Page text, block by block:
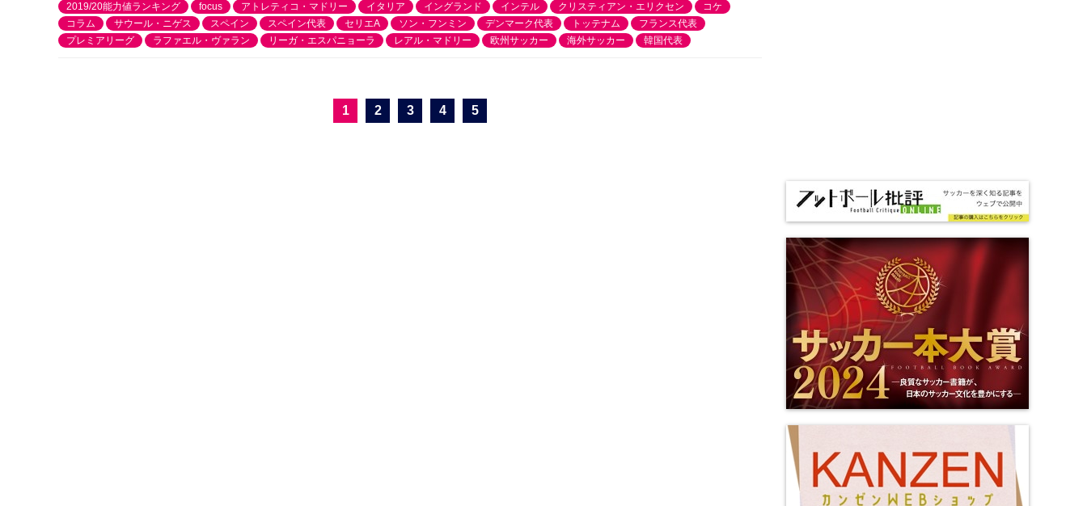
2019/20能力値ランキング focus アトレティコ・マドリー イタリア イングランド インテル クリスティアン・エリクセン
コケ
コラム
サウール・ニゲス スペイン スペイン代表 セリエA ソン・フンミン デンマーク代表 トッテナム
フランス代表
プレミアリーグ
ラファエル・ヴァラン リーガ・エスパニョーラ レアル・マドリー 欧州サッカー 海外サッカー 韓国代表
1 2 3 4 5